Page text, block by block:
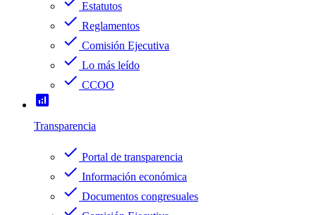
Estatutos
check Reglamentos
check Comisión Ejecutiva
check Lo más leído
check CCOO
analytics
Transparencia
check Portal de transparencia
check Información económica
check Documentos congresuales
check